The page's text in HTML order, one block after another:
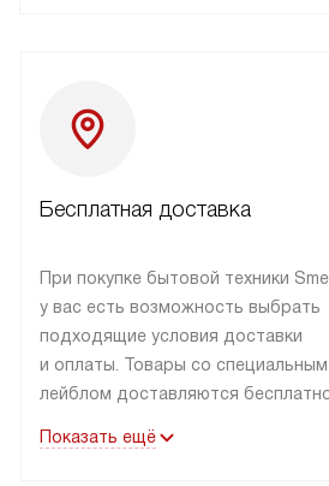
Бесплатная доставка
При покупке бытовой техники
у вас есть возможность выбрать
подходящие условия доставки
и оплаты. Товары со специальным
лейблом доставляются
до подъезда. Доставка за
Показать ещё